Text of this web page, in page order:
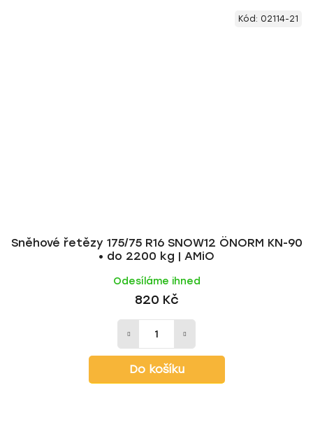
Sněhové řetězy 175/75 R16 SNOW12 ÖNORM KN-90
• do 2200 kg | AMiO
Odesíláme ihned
820 Kč
Do košíku
Kód: 02114-21